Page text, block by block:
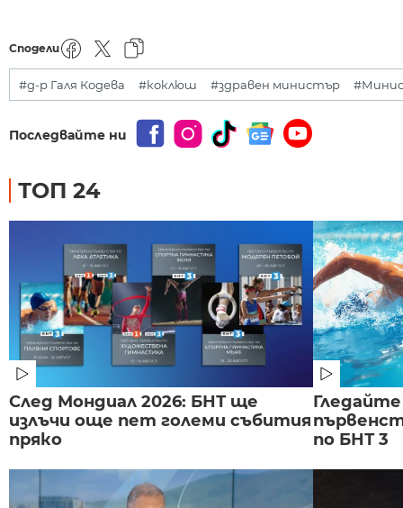
Сподели
#д-р Галя Кодева #коклюш #здравен министър
Последвайте ни
ТОП 24
След Мондиал 2026: БНТ ще
излъчи още пет големи събития
пряко
по БНТ 3